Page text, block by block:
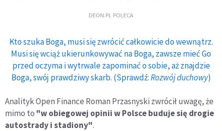
DEON.PL POLECA
Kto szuka Boga, musi się zwrócić całkowicie do wewnątrz.
Musi się wciąż ukierunkowywać na Boga, zawsze mieć Go
przed oczyma i wytrwale zapominać o sobie, aż znajdzie
Boga, swój prawdziwy skarb. (Sprawdź:Rozwój duchowy)
Analityk Open Finance Roman Przasnyski zwrócił uwagę, że
mimo to "w obiegowej opinii w Polsce buduje się drogie
autostrady i stadiony".